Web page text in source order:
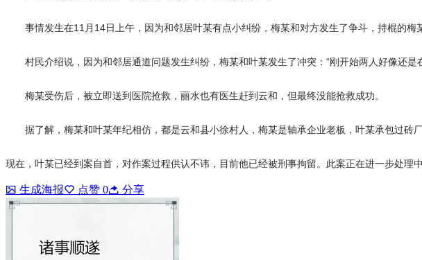
事情发生在11月14日上午，因为和邻居叶某有点小纠纷，梅某和对方发生了争斗，持棍的
村民介绍说，因为和邻居通道问题发生纠纷，梅某和叶某发生了冲突：“刚开始两人好像还
梅某受伤后，被立即送到医院抢救，丽水也有医生赶到云和，但最终没能抢救成功。
据了解，梅某和叶某年纪相仿，都是云和县小徐村人，梅某是轴承企业老板，叶某承包过砖厂
现在，叶某已经到案自首，对作案过程供认不讳，目前他已经被刑事拘留。此案正在进一步处理中
生成海报 点赞 0 分享